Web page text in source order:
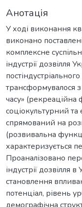
Анотація
У ході виконання
виконано
комплексне
індустрії дозвілля
трансформувалося з
часу» (рекреаційна
соціокультурний
спрямований на
(розвивальна
характеризується
Проаналізовано
індустрії дозвілля
становлення
потенціал, рівень